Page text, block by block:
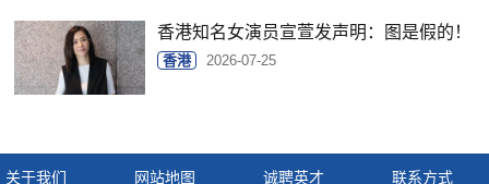
香港知名女演员宣萱发声明：图是假的！
香港 2026-07-25
关于我们 网站地图 诚聘英才 联系方式